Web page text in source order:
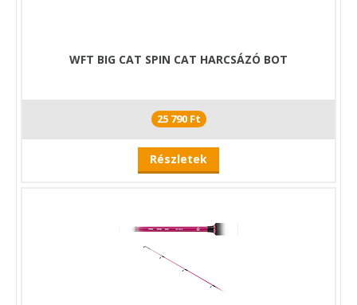
WFT BIG CAT SPIN CAT HARCSÁZÓ BOT
25 790 Ft
Részletek